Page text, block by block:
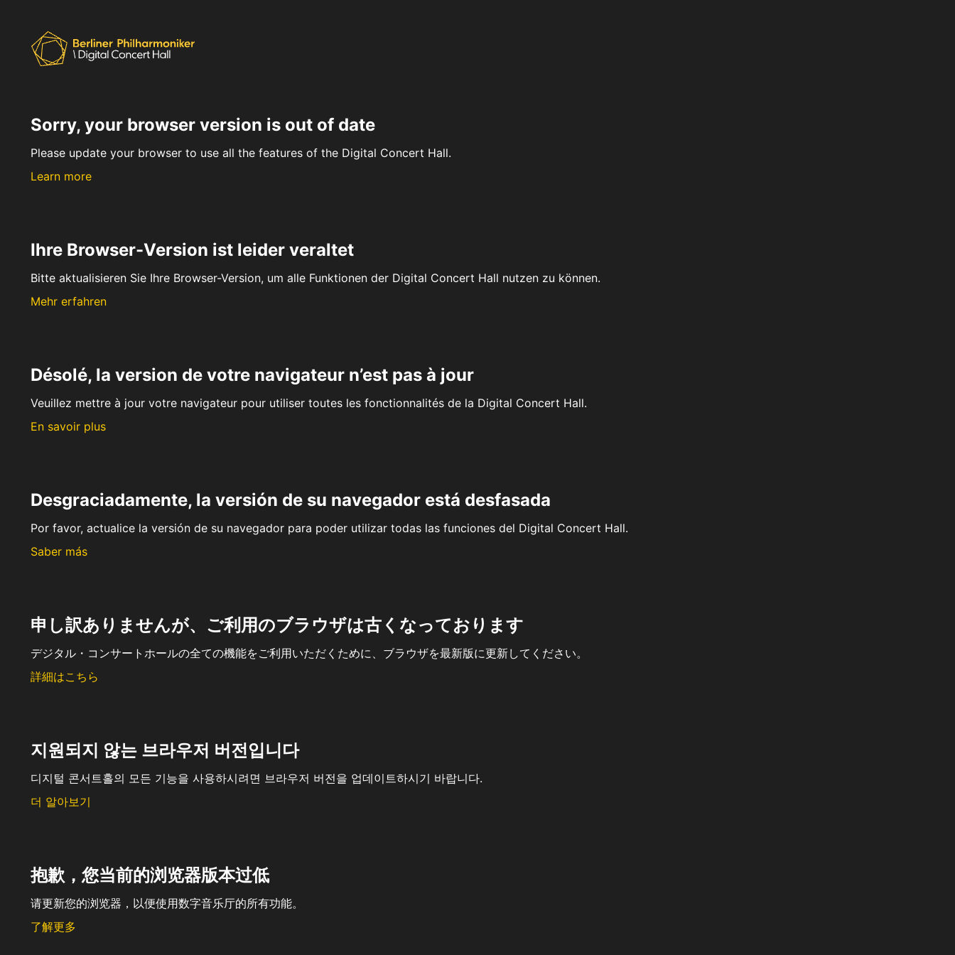
Sorry, your browser version is out of date
Please update your browser to use all the features of the Digital Concert Hall.
Learn more
Ihre Browser-Version ist leider veraltet
Bitte aktualisieren Sie Ihre Browser-Version, um alle Funktionen der Digital Concert Hall nutzen zu können.
Mehr erfahren
Désolé, la version de votre navigateur n’est pas à jour
Veuillez mettre à jour votre navigateur pour utiliser toutes les fonctionnalités de la Digital Concert Hall.
En savoir plus
Desgraciadamente, la versión de su navegador está desfasada
Por favor, actualice la versión de su navegador para poder utilizar todas las funciones del Digital Concert Hall.
Saber más
申し訳ありませんが、ご利用のブラウザは古くなっております
デジタル・コンサートホールの全ての機能をご利用いただくために、ブラウザを最新版に更新してください。
詳細はこちら
지원되지 않는 브라우저 버전입니다
디지털 콘서트홀의 모든 기능을 사용하시려면 브라우저 버전을 업데이트하시기 바랍니다.
더 알아보기
抱歉，您当前的浏览器版本过低
请更新您的浏览器，以便使用数字音乐厅的所有功能。
了解更多